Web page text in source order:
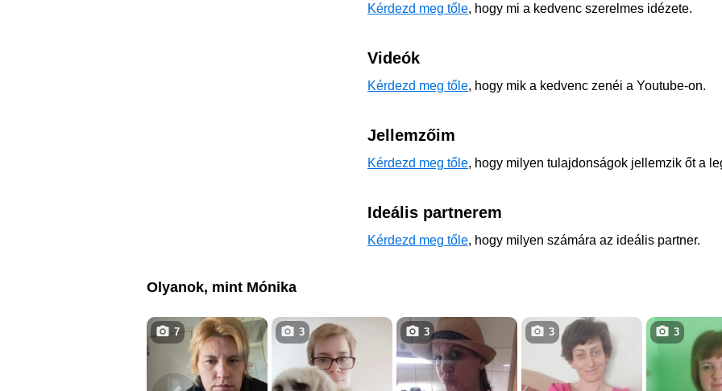
Kérdezd meg tőle, hogy mi a kedvenc szerelmes idézete.
Videók
Kérdezd meg tőle, hogy mik a kedvenc zenéi a Youtube-on.
Jellemzőim
Kérdezd meg tőle, hogy milyen tulajdonságok jellemzik őt a
Ideális partnerem
Kérdezd meg tőle, hogy milyen számára az ideális partner.
Olyanok, mint Mónika
7 3 3 3 3